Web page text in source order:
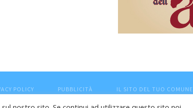
POLICY PUBBLICITÀ IL SITO DEL TUO COMUNE